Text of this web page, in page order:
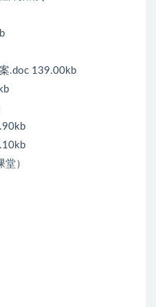
.doc 139.00kb
）